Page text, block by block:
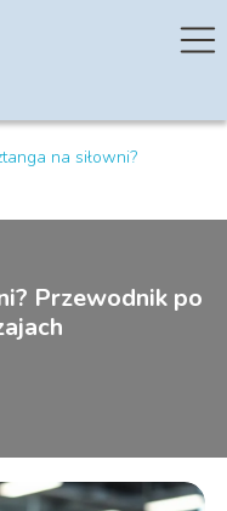
na siłowni?
Przewodnik po